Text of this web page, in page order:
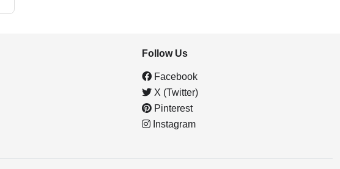
Follow Us
Facebook
X (Twitter)
Pinterest
Instagram